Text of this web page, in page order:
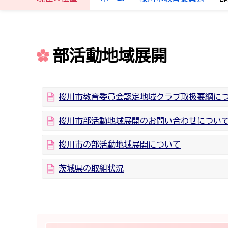
部活動地域展開
桜川市教育委員会認定地域クラブ取扱要綱に
桜川市部活動地域展開のお問い合わせについ
桜川市の部活動地域展開について
茨城県の取組状況